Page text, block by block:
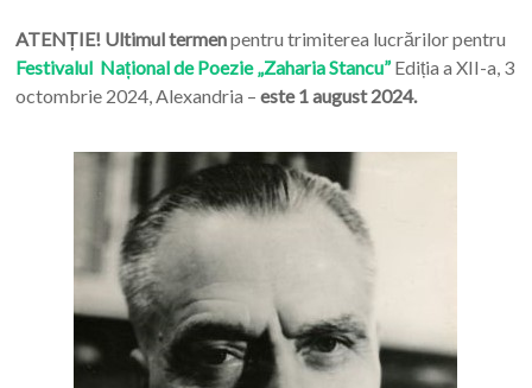
ATENȚIE! Ultimul termenpentru trimiterea lucrărilor pentru
Festivalul Național de Poezie „Zaharia Stancu”Ediția a XII-a, 3
octombrie 2024, Alexandria – este 1 august 2024.